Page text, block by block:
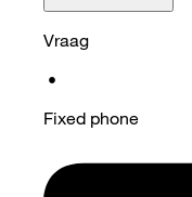
Vraag
•
Fixed phone